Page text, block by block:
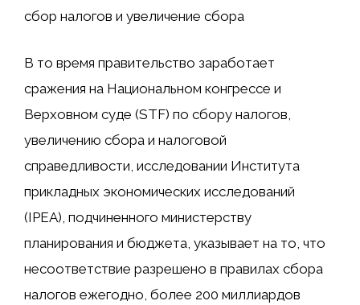
сбор налогов и увеличение сбора
В то время правительство заработает
сражения на Национальном конгрессе и
Верховном суде (STF) по сбору налогов,
увеличению сбора и налоговой
справедливости, исследовании Института
прикладных экономических исследований
(IPEA), подчиненного министерству
планирования и бюджета, указывает на то, что
несоответствие разрешено в правилах сбора
налогов ежегодно, более 200 миллиардов